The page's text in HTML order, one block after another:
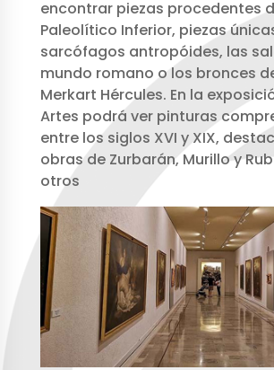
encontrar piezas procedentes
Paleolítico Inferior, piezas
sarcófagos antropóides, las
mundo romano o los bronces
Merkart Hércules. En la
Artes podrá ver pinturas
entre los siglos XVI y XIX,
obras de Zurbarán, Murillo y
otros